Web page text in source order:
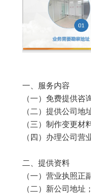
一、服务内容
（一）免费提供咨
（二）提供公司地
（三）制作变更材
（四）办理公司营
二、提供资料
（一）营业执照正
（二）新公司地址；